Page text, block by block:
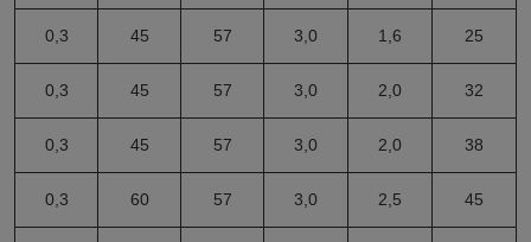
0,3 45 57 3,0 1,6 25
0,3 45 57 3,0 2,0 32
0,3 45 57 3,0 2,0 38
0,3 60 57 3,0 2,5 45